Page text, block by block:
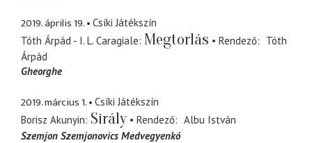
2019. április 19.
Csíki Játékszín
Tóth Árpád - I. L. Caragiale Megtorlás Rendező
Tóth
Árpád
Gheorghe
2019. március 1.
Csíki Játékszín
Borisz Akunyin Sirály Rendező
Albu István
Szemjon Szemjonovics Medvegyenkó